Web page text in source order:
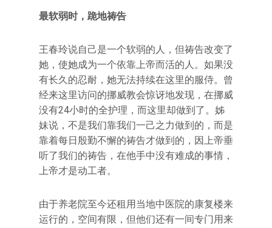
最软弱时，跪地祷告
王春玲说自己是一个软弱的人，但祷告改变了
她，使她成为一个依靠上帝而活的人。如果没
有长久的忍耐，她无法持续在这里的服侍。曾
经来这里访问的挪威教会惊讶地发现，在挪威
没有24小时的全护理，而这里却做到了。姊
妹说，不是我们靠我们一己之力做到的，而是
靠着每日殷勤不懈的祷告才做到的，因上帝垂
听了我们的祷告，在他手中没有难成的事情，
上帝才是动工者。
由于养老院至今还租用当地中医院的康复楼来
运行的，空间有限，但他们还有一间专门用来